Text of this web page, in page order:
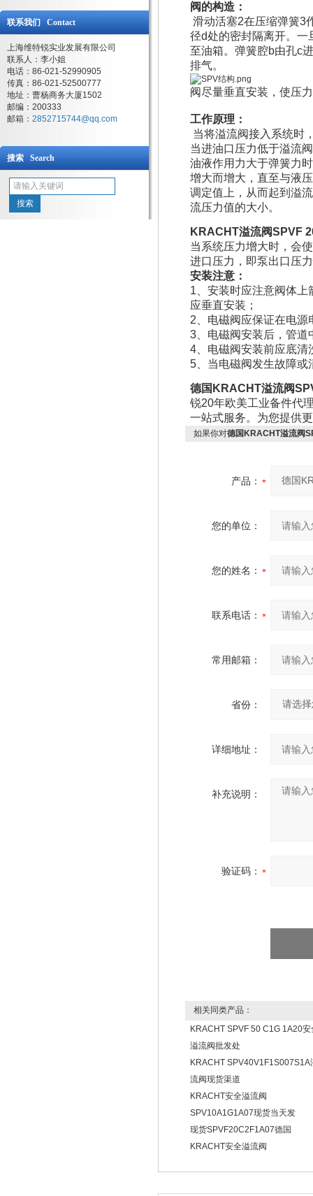
联系我们 Contact
上海维特锐实业发展有限公司
联系人：李小姐
电话：86-021-52990905
传真：86-021-52500777
地址：曹杨商务大厦1502
邮编：200333
邮箱： 2852715744@qq.com
搜索 Search
阀的构造：
滑动活塞2在压缩弹簧3
径d处的密封隔离开。一
至油箱。弹簧腔b由孔c
排气。
阀尽量垂直安装，使压
工作原理：
当将溢流阀接入系统时
当进油口压力低于溢流
油液作用力大于弹簧力
增大而增大，直至与液
调定值上，从而起到溢
流压力值的大小。
KRACHT溢流阀SPVF
当系统压力增大时，会
进口压力，即泵出口压
安装注意：
1、安装时应注意阀体
应垂直安装；
2、电磁阀应保证在电
3、电磁阀安装后，管道
4、电磁阀安装前应底清
5、当电磁阀发生故障或
德国KRACHT溢流阀
锐20年欧美工业备件代
一站式服务。为您提供
如果你对德国KRACHT溢流阀
产品：
您的单位：
您的姓名：
联系电话：
常用邮箱：
省份：
详细地址：
补充说明：
验证码：
相关同类产品：
KRACHT SPVF 50 C1G 1A20安
溢流阀批发处
KRACHT SPV40V1F1S007S1A
流阀现货渠道
KRACHT安全溢流阀
SPV10A1G1A07现货当天发
现货SPVF20C2F1A07德国
KRACHT安全溢流阀